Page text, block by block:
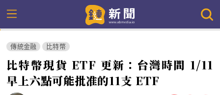
傳統金融 比特幣
比特幣現貨 ETF 更新：台灣時間 1/11
早上六點可能批准的11支 ETF